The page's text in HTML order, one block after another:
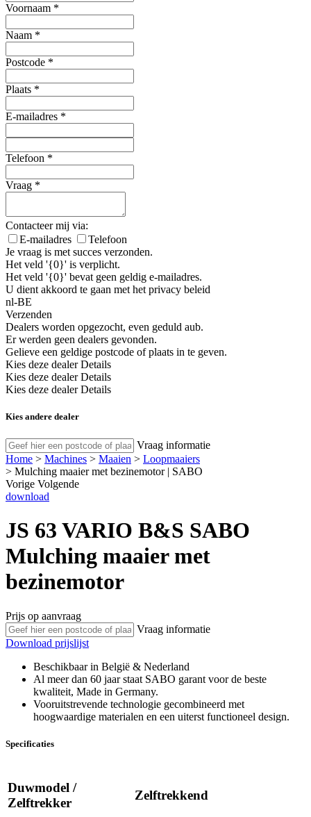
Voornaam *
Naam *
Postcode *
Plaats *
E-mailadres *
Telefoon *
Vraag *
Contacteer mij via:
E-mailadres
Telefoon
Je vraag is met succes verzonden.
Het veld '{0}' is verplicht.
Het veld '{0}' bevat geen geldig e-mailadres.
U dient akkoord te gaan met het privacy beleid
nl-BE
Verzenden
Dealers worden opgezocht, even geduld aub.
Er werden geen dealers gevonden.
Gelieve een geldige postcode of plaats in te geven.
Kies deze dealer Details
Kies deze dealer Details
Kies deze dealer Details
Kies andere dealer
Vraag informatie
Home > Machines > Maaien > Loopmaaiers
> Mulching maaier met bezinemotor | SABO
Vorige Volgende
download
JS 63 VARIO B&S SABO
Mulching maaier met
bezinemotor
Prijs op aanvraag
Vraag informatie
Download prijslijst
Beschikbaar in België & Nederland
Al meer dan 60 jaar staat SABO garant voor de beste
kwaliteit, Made in Germany.
Vooruitstrevende technologie gecombineerd met
hoogwaardige materialen en een uiterst functioneel design.
Specificaties
Duwmodel /
Zelftrekker
Zelftrekkend